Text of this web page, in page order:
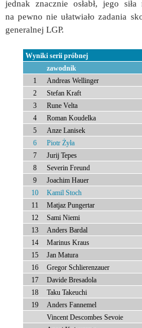
jednak znacznie osłabł, jego
na pewno nie ułatwiało zadania
generalnej LGP.
Wyniki serii próbnej
zawodnik
1
Andreas Wellinger
2
Stefan Kraft
3
Rune Velta
4
Roman Koudelka
5
Anze Lanisek
6
Piotr Żyła
7
Jurij Tepes
8
Severin Freund
9
Joachim Hauer
10
Kamil Stoch
11
Matjaz Pungertar
12
Sami Niemi
13
Anders Bardal
14
Marinus Kraus
15
Jan Matura
16
Gregor Schlierenzauer
17
Davide Bresadola
18
Taku Takeuchi
19
Anders Fannemel
Vincent Descombes Sevoie